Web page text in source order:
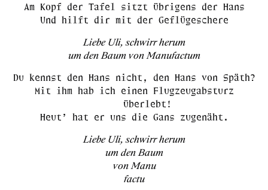
Am Kopf der Tafel sitzt übrigens der Hans
Und hilft dir mit der Geflügeschere
Liebe Uli, schwirr herum
um den Baum von Manufactum
Du kennst den Hans nicht, den Hans von Späth?
Mit ihm hab ich einen Flugzeugabsturz
überlebt!
Heut’ hat er uns die Gans zugenäht.
Liebe Uli, schwirr herum
um den Baum
von Manu
factu